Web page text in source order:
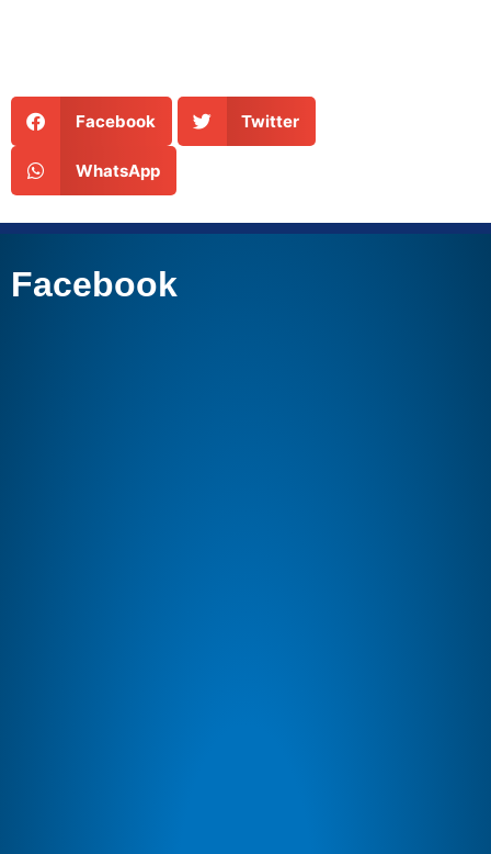
Facebook Twitter
WhatsApp
Facebook